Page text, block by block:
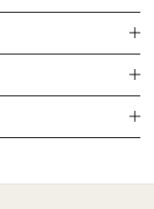
除機
活家電
スクライト